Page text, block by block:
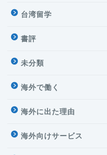
台湾留学
書評
未分類
海外で働く
海外に出た理由
海外向けサービス